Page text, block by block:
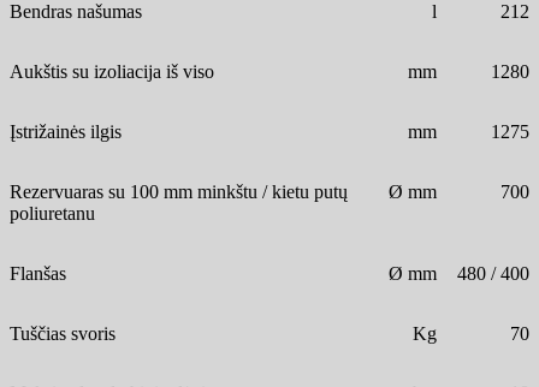
Bendras našumas l 212
Aukštis su izoliacija iš viso mm 1280
Įstrižainės ilgis mm 1275
Rezervuaras su 100 mm minkštu / kietu putų
poliuretanu
Ø mm 700
Flanšas Ø mm 480 / 400
Tuščias svoris Kg 70